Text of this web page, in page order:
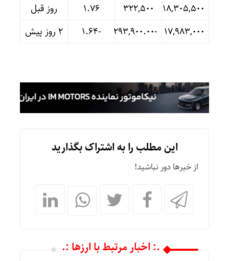
۱۸,۳۰۵,۵۰۰
۳۲۲,۵۰۰ ۱.۷۶
روز قبل
۱۷,۹۸۳,۰۰۰ -۲۹۳,۹۰۰.۰۰ -۱.۶۴ ۲ روز پیش
این مطلب را به اشتراک بگذارید
از خبرها دور نباشید!
.: اخبار مرتبط با ارزها :.